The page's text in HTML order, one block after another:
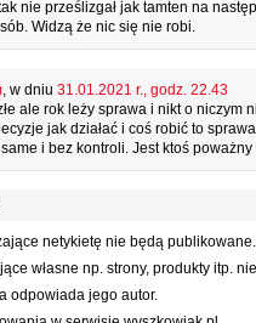
nie prześlizgał jak tamten na
Widzą że nic się nie robi.
, w dniu 31.01.2021 r., godz. 22.43
ale rok leży sprawa i nikt o
jak działać i coś robić to
i bez kontroli. Jest ktoś
netykietę nie będą publikowane.
własne np. strony, produkty itp.
odpowiada jego autor.